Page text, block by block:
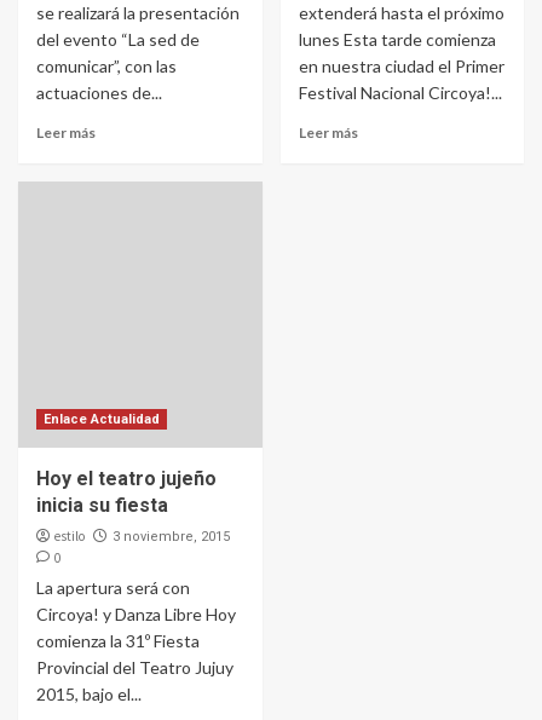
se realizará la presentación
del evento “La sed de
comunicar”, con las
actuaciones de...
Leer más
extenderá hasta el próximo
lunes Esta tarde comienza
en nuestra ciudad el Primer
Festival Nacional Circoya!...
Leer más
Enlace Actualidad
Hoy el teatro jujeño
inicia su fiesta
estilo 3 noviembre, 2015
0
La apertura será con
Circoya! y Danza Libre Hoy
comienza la 31º Fiesta
Provincial del Teatro Jujuy
2015, bajo el...